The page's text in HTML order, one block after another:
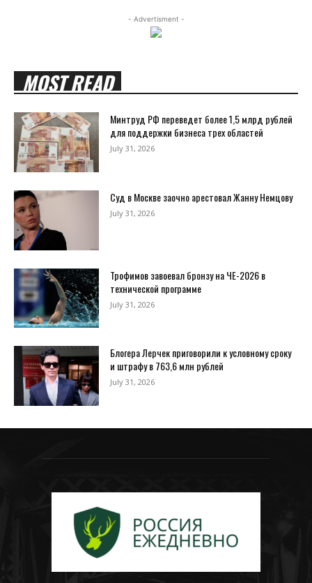
- Advertisment -
MOST READ
Минтруд РФ переведет более 1,5 млрд рублей
для поддержки бизнеса трех областей
July 31, 2026
Суд в Москве заочно арестовал Жанну Немцову
July 31, 2026
Трофимов завоевал бронзу на ЧЕ-2026 в
технической программе
July 31, 2026
Блогера Лерчек приговорили к условному сроку
и штрафу в 763,6 млн рублей
July 31, 2026